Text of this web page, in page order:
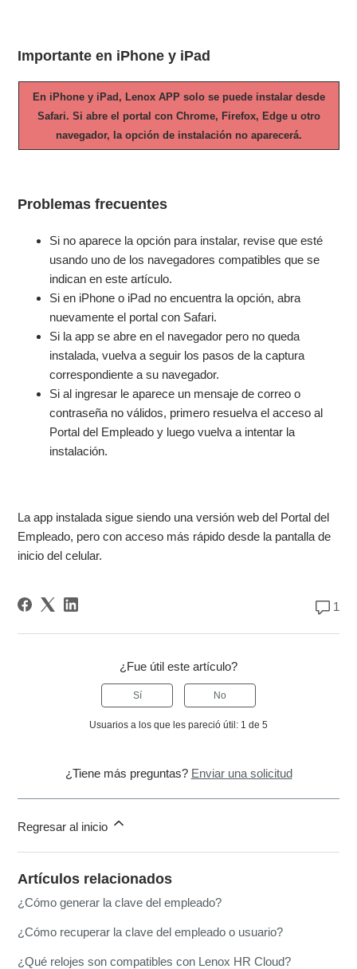
Importante en iPhone y iPad
En iPhone y iPad, Lenox APP solo se puede instalar desde
Safari. Si abre el portal con Chrome, Firefox, Edge u otro
navegador, la opción de instalación no aparecerá.
Problemas frecuentes
Si no aparece la opción para instalar, revise que esté
usando uno de los navegadores compatibles que se
indican en este artículo.
Si en iPhone o iPad no encuentra la opción, abra
nuevamente el portal con Safari.
Si la app se abre en el navegador pero no queda
instalada, vuelva a seguir los pasos de la captura
correspondiente a su navegador.
Si al ingresar le aparece un mensaje de correo o
contraseña no válidos, primero resuelva el acceso al
Portal del Empleado y luego vuelva a intentar la
instalación.
La app instalada sigue siendo una versión web del Portal del
Empleado, pero con acceso más rápido desde la pantalla de
inicio del celular.
1
¿Fue útil este artículo?
Sí No
Usuarios a los que les pareció útil: 1 de 5
¿Tiene más preguntas? Enviar una solicitud
Regresar al inicio
Artículos relacionados
¿Cómo generar la clave del empleado?
¿Cómo recuperar la clave del empleado o usuario?
¿Qué relojes son compatibles con Lenox HR Cloud?